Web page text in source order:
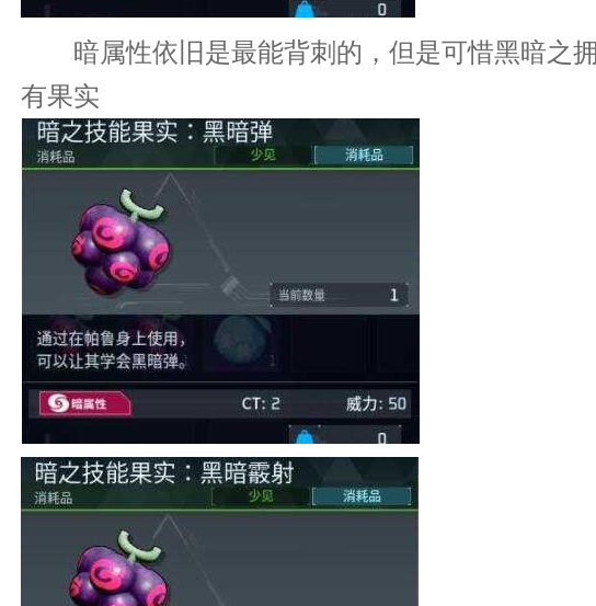
暗属性依旧是最能背刺的，但是可惜黑暗之
有果实